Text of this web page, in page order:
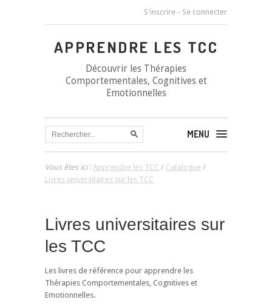
S'inscrire - Se connecter
APPRENDRE LES TCC
Découvrir les Thérapies
Comportementales, Cognitives et
Emotionnelles
MENU
Vous êtes ici :Apprendre les TCC / Catalogue /
Livres universitaires sur les TCC
Livres universitaires sur
les TCC
Les livres de référence pour apprendre les
Thérapies Comportementales, Cognitives et
Emotionnelles.